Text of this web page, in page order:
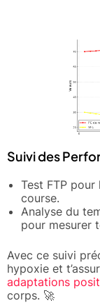
Suivi des
Test FTP
course.
Analyse du
pour mesurer
Avec ce suivi
hypoxie et
adaptations
corps. 🚀